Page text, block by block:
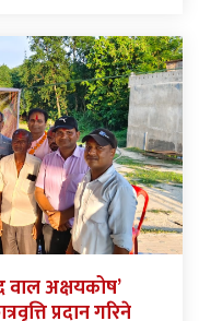
वाल अक्षयकोष’
प्रदान गरिने